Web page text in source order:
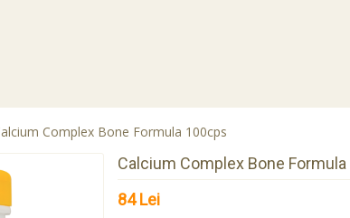
Complex Bone Formula 100cps
Calcium Complex Bone
84 Lei